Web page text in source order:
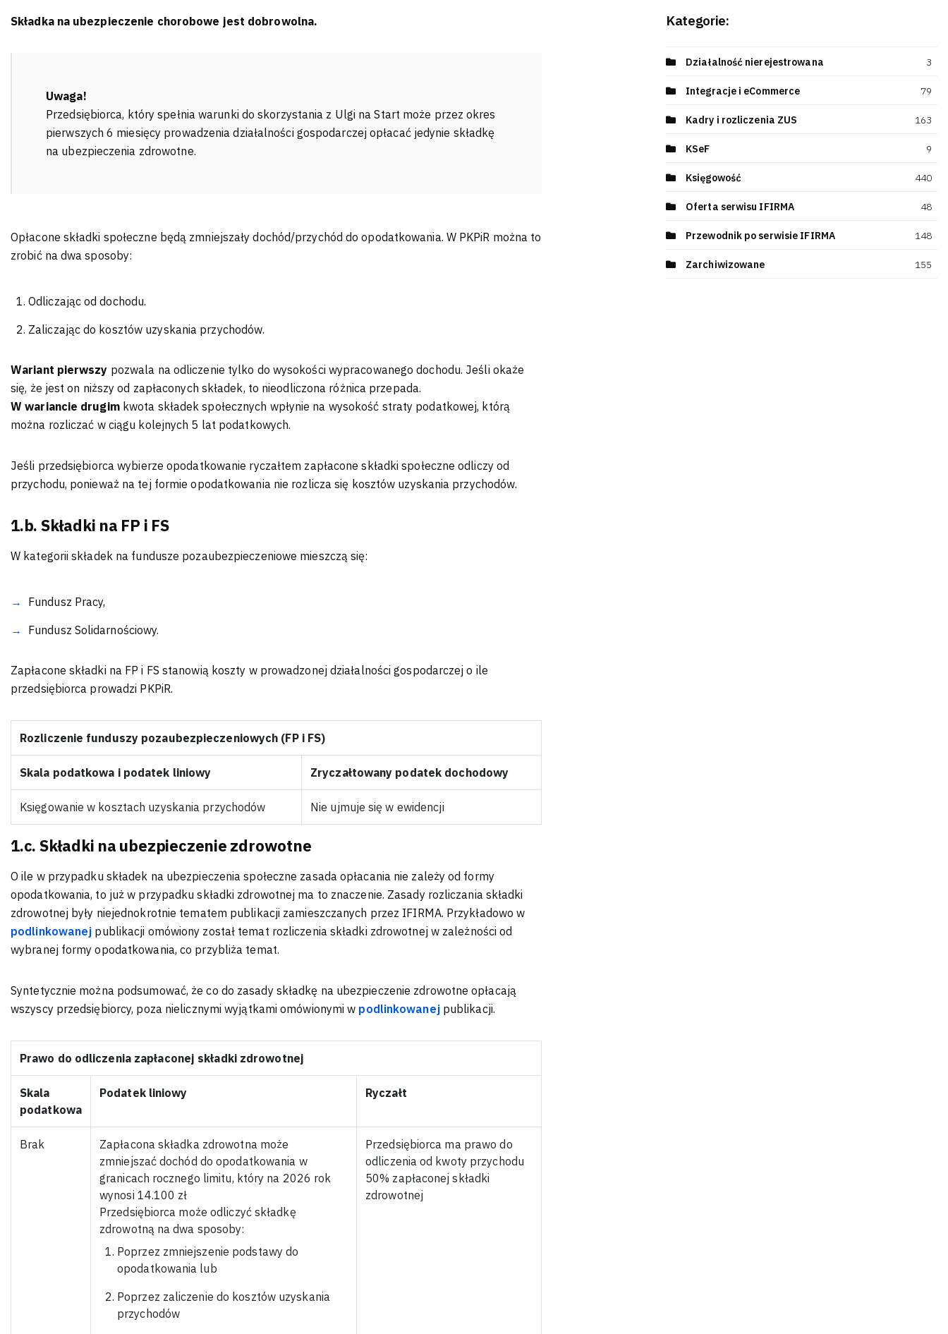
Składka na ubezpieczenie chorobowe jest dobrowolna.
Uwaga!
Przedsiębiorca, który spełnia warunki do skorzystania z Ulgi na Start może przez okres
pierwszych 6 miesięcy prowadzenia działalności gospodarczej opłacać jedynie składkę
na ubezpieczenia zdrowotne.
Opłacone składki społeczne będą zmniejszały dochód/przychód do opodatkowania. W PKPiR można to
zrobić na dwa sposoby:
Odliczając od dochodu.
Zaliczając do kosztów uzyskania przychodów.
Wariant pierwszy pozwala na odliczenie tylko do wysokości wypracowanego dochodu. Jeśli okaże
się, że jest on niższy od zapłaconych składek, to nieodliczona różnica przepada.
W wariancie drugim kwota składek społecznych wpłynie na wysokość straty podatkowej, którą
można rozliczać w ciągu kolejnych 5 lat podatkowych.
Jeśli przedsiębiorca wybierze opodatkowanie ryczałtem zapłacone składki społeczne odliczy od
przychodu, ponieważ na tej formie opodatkowania nie rozlicza się kosztów uzyskania przychodów.
1.b. Składki na FP i FS
W kategorii składek na fundusze pozaubezpieczeniowe mieszczą się:
Fundusz Pracy,
Fundusz Solidarnościowy.
Zapłacone składki na FP i FS stanowią koszty w prowadzonej działalności gospodarczej o ile
przedsiębiorca prowadzi PKPiR.
Rozliczenie funduszy pozaubezpieczeniowych (FP i FS)
Skala podatkowa i podatek liniowy Zryczałtowany podatek dochodowy
Księgowanie w kosztach uzyskania przychodów Nie ujmuje się w ewidencji
1.c. Składki na ubezpieczenie zdrowotne
O ile w przypadku składek na ubezpieczenia społeczne zasada opłacania nie zależy od formy
opodatkowania, to już w przypadku składki zdrowotnej ma to znaczenie. Zasady rozliczania składki
zdrowotnej były niejednokrotnie tematem publikacji zamieszczanych przez IFIRMA. Przykładowo w
podlinkowanej publikacji omówiony został temat rozliczenia składki zdrowotnej w zależności od
wybranej formy opodatkowania, co przybliża temat.
Syntetycznie można podsumować, że co do zasady składkę na ubezpieczenie zdrowotne opłacają
wszyscy przedsiębiorcy, poza nielicznymi wyjątkami omówionymi w podlinkowanej publikacji.
Prawo do odliczenia zapłaconej składki zdrowotnej
Skala
podatkowa
Podatek liniowy Ryczałt
Brak
Zapłacona składka zdrowotna może
zmniejszać dochód do opodatkowania w
granicach rocznego limitu, który na 2026 rok
wynosi 14.100 zł
Przedsiębiorca może odliczyć składkę
zdrowotną na dwa sposoby:
Poprzez zmniejszenie podstawy do
opodatkowania lub
Poprzez zaliczenie do kosztów uzyskania
przychodów
Przedsiębiorca ma prawo do
odliczenia od kwoty przychodu
50% zapłaconej składki
zdrowotnej
Kategorie:
Działalność nierejestrowana 3
Integracje i eCommerce 79
Kadry i rozliczenia ZUS 163
KSeF 9
Księgowość 440
Oferta serwisu IFIRMA 48
Przewodnik po serwisie IFIRMA 148
Zarchiwizowane 155